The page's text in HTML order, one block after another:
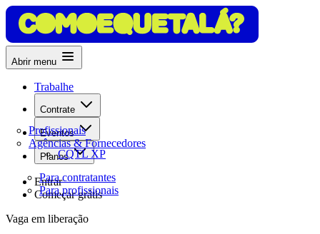
Abrir menu
Trabalhe
Contrate
Profissionais
Agências & Fornecedores
Eventos
CQTL XP
Planos
Para contratantes
Para profissionais
Entrar
Começar grátis
Vaga em liberação